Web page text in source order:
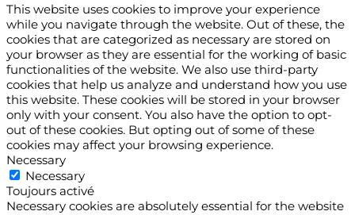
This website uses cookies to improve your experience
while you navigate through the website. Out of these, the
cookies that are categorized as necessary are stored on
your browser as they are essential for the working of basic
functionalities of the website. We also use third-party
cookies that help us analyze and understand how you use
this website. These cookies will be stored in your browser
only with your consent. You also have the option to opt-
out of these cookies. But opting out of some of these
cookies may affect your browsing experience.
Necessary
Necessary
Toujours activé
Necessary cookies are absolutely essential for the website